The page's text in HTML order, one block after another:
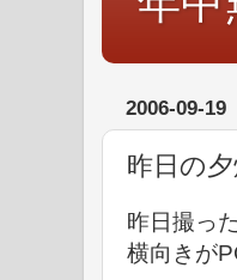
2006-09-19
昨日の夕
昨日撮っ
横向きが